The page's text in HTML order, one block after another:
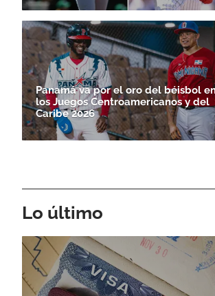
Panamá va por el oro del béisbol
los Juegos Centroamericanos y del
Caribe 2026
Lo último